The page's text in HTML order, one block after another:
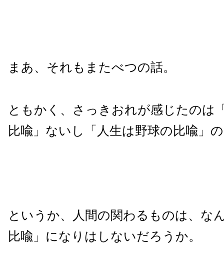
まあ、それもまたべつの話。
ともかく、さっきおれが感じたのは
比喩」ないし「人生は野球の比喩」
というか、人間の関わるものは、な
比喩」になりはしないだろうか。